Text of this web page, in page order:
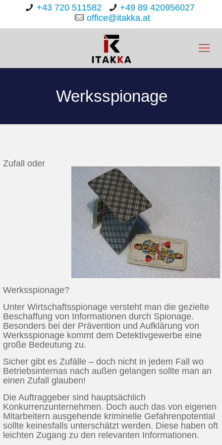
+43 720 511582
+49 89 420956027
office@itakka.at
Werksspionage
Zufall oder
Werksspionage?
Unter Wirtschaftsspionage versteht man die gezielte
Beschaffung von Informationen durch Spionage.
Besonders bei der Prävention und Aufklärung von
Werksspionage kommt dem Detektivgewerbe eine
große Bedeutung zu.
Sicher gibt es Zufälle – doch nicht in jedem Fall wo
Betriebsinternas nach außen gelangen sollte man an
einen Zufall glauben!
Die Auftraggeber sind hauptsächlich
Konkurrenzunternehmen. Doch auch das von eigenen
Mitarbeitern ausgehende kriminelle Gefahrenpotential
sollte keinesfalls unterschätzt werden. Diese haben oft
leichten Zugang zu den relevanten Informationen.